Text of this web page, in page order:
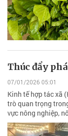
Thúc đẩy
07/01/2026 05:01
Kinh tế hợp tác xã
trò quan trọng
vực nông nghiệp,